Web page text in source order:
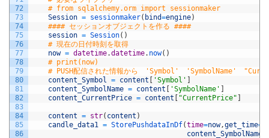
72
73
74
75
76
77
78
79
80
81
82
83
84
85
86
# from sqlalchemy.orm import sessionmaker
Session = sessionmaker( bind=engine)
#### セッションオブジェクトを作る ####
session = Session( )
# 現在の日付時刻を取得
now = datetime.datetime. now( )
# print(now)
# PUSH配信された情報から　'Symbol'　'SymbolName'　
content_Symbol = content 'Symbol'
content_SymbolName = content 'SymbolName'
content_CurrentPrice = content "CurrentPrice"
content = str( content )
candle_data1 = StorePushdataInDf(time=now,get_time=
content_SymbolName